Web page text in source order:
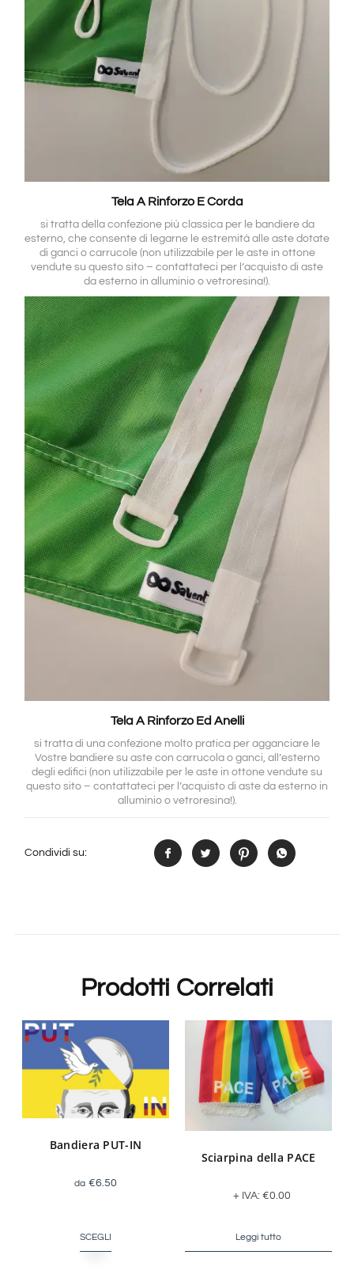
Tela A Rinforzo E Corda
si tratta della confezione più classica per le bandiere da
esterno, che consente di legarne le estremità alle aste dotate
di ganci o carrucole (non utilizzabile per le aste in ottone
vendute su questo sito – contattateci per l’acquisto di aste
da esterno in alluminio o vetroresina!).
Tela A Rinforzo Ed Anelli
si tratta di una confezione molto pratica per agganciare le
Vostre bandiere su aste con carrucola o ganci, all’esterno
degli edifici (non utilizzabile per le aste in ottone vendute su
questo sito – contattateci per l’acquisto di aste da esterno in
alluminio o vetroresina!).
Condividi su:
Prodotti Correlati
Bandiera PUT-IN
€6.50
SCEGLI
Sciarpina della PACE
+ IVA: €0.00
Leggi tutto